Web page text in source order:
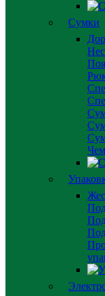
Сумки